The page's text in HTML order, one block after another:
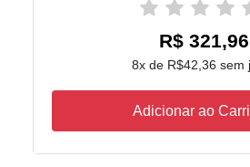
R$ 321,96
8x de R$42,36 sem
Adicionar ao